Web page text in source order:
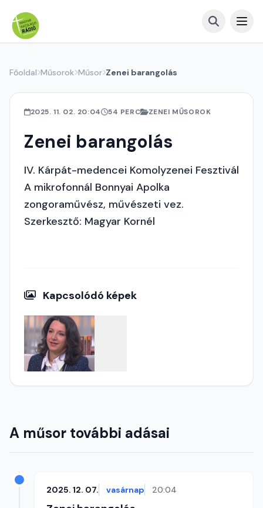
Főoldal Műsorok Műsor Zenei barangolás
2025. 11. 02. 20:04 54 PERC ZENEI MŰSOROK
Zenei barangolás
IV. Kárpát-medencei Komolyzenei Fesztivál
A mikrofonnál Bonnyai Apolka
zongoraművész, művészeti vez.
Szerkesztő: Magyar Kornél
Kapcsolódó képek
A műsor további adásai
2025. 12. 07. vasárnap 20:04